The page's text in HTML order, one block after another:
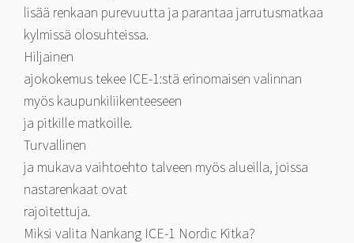
lisää renkaan purevuutta ja parantaa jarrutusmatkaa
kylmissä olosuhteissa.
Hiljainen
ajokokemus tekee ICE-1:stä erinomaisen valinnan
myös kaupunkiliikenteeseen
ja pitkille matkoille.
Turvallinen
ja mukava vaihtoehto talveen myös alueilla, joissa
nastarenkaat ovat
rajoitettuja.
Miksi valita Nankang ICE-1 Nordic Kitka?